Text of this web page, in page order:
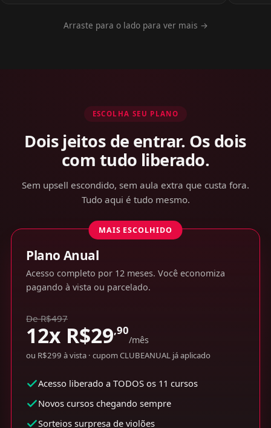
Arraste para o lado para ver mais →
ESCOLHA SEU PLANO
Dois jeitos de entrar. Os dois
com tudo liberado.
Sem upsell escondido, sem aula extra que custa fora.
Tudo aqui é tudo mesmo.
MAIS ESCOLHIDO
Plano Anual
Acesso completo por 12 meses. Você economiza
pagando à vista ou parcelado.
De R$497
12x R$29,90
/mês
ou R$299 à vista · cupom CLUBEANUAL já aplicado
Acesso liberado a TODOS os 11 cursos
Novos cursos chegando sempre
Sorteios surpresa de violões